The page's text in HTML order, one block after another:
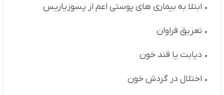
• ابتلا به بیماری های پوستی اعم از پسوزیاریس
• تعریق فراوان
• دیابت یا قند خون
• اختلال در گردش خون